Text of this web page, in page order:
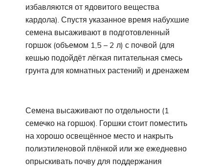
избавляются от ядовитого вещества
кардола). Спустя указанное время набухшие
семена высаживают в подготовленный
горшок (объемом 1,5 – 2 л) с почвой (для
кешью подойдёт лёгкая питательная смесь
грунта для комнатных растений) и дренажем
Семена высаживают по отдельности (1
семечко на горшок). Горшки стоит поместить
на хорошо освещённое место и накрыть
полиэтиленовой плёнкой или же ежедневно
опрыскивать почву для поддержания